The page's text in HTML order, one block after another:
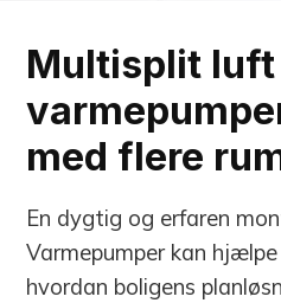
Multisplit
med flere
En dygtig og erfaren
Varmepumper kan
hvordan boligens